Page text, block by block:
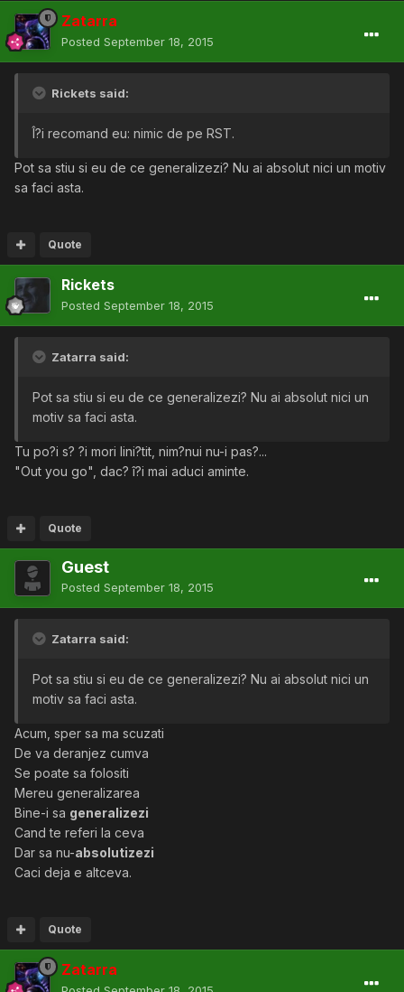
Zatarra
Posted September 18, 2015
Rickets said:
Î?i recomand eu: nimic de pe RST.
Pot sa stiu si eu de ce generalizezi? Nu ai absolut nici un motiv
sa faci asta.
Quote
Rickets
Posted September 18, 2015
Zatarra said:
Pot sa stiu si eu de ce generalizezi? Nu ai absolut nici un
motiv sa faci asta.
Tu po?i s? ?i mori lini?tit, nim?nui nu-i pas?...
"Out you go", dac? î?i mai aduci aminte.
Quote
Guest
Posted September 18, 2015
Zatarra said:
Pot sa stiu si eu de ce generalizezi? Nu ai absolut nici un
motiv sa faci asta.
Acum, sper sa ma scuzati
De va deranjez cumva
Se poate sa folositi
Mereu generalizarea
Bine-i sa generalizezi
Cand te referi la ceva
Dar sa nu-absolutizezi
Caci deja e altceva.
Quote
Zatarra